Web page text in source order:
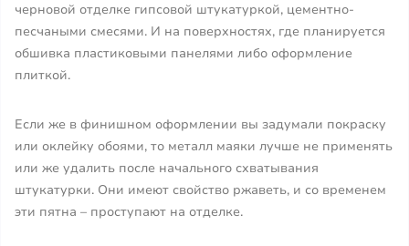
черновой отделке гипсовой штукатуркой, цементно-
песчаными смесями. И на поверхностях, где планируется
обшивка пластиковыми панелями либо оформление
плиткой.
Если же в финишном оформлении вы задумали покраску
или оклейку обоями, то металл маяки лучше не применять
или же удалить после начального схватывания
штукатурки. Они имеют свойство ржаветь, и со временем
эти пятна – проступают на отделке.